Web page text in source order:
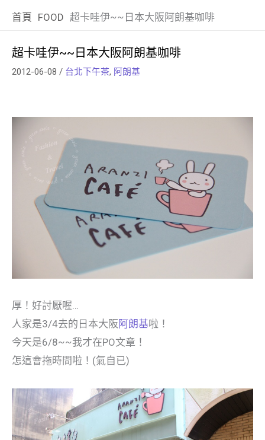
首頁 FOOD 超卡哇伊~~日本大阪阿朗基咖啡
超卡哇伊~~日本大阪阿朗基咖啡
2012-06-08 / 台北下午茶, 阿朗基
厚！好討厭喔…
人家是3/4去的日本大阪阿朗基啦！
今天是6/8~~我才在PO文章！
怎這會拖時間啦！(氣自已)